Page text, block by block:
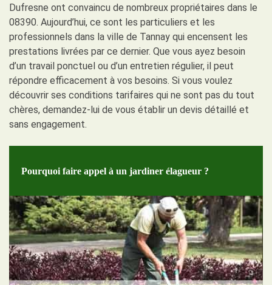
Dufresne ont convaincu de nombreux propriétaires dans le
08390. Aujourd’hui, ce sont les particuliers et les
professionnels dans la ville de Tannay qui encensent les
prestations livrées par ce dernier. Que vous ayez besoin
d’un travail ponctuel ou d’un entretien régulier, il peut
répondre efficacement à vos besoins. Si vous voulez
découvrir ses conditions tarifaires qui ne sont pas du tout
chères, demandez-lui de vous établir un devis détaillé et
sans engagement.
Pourquoi faire appel à un jardiner élagueur ?